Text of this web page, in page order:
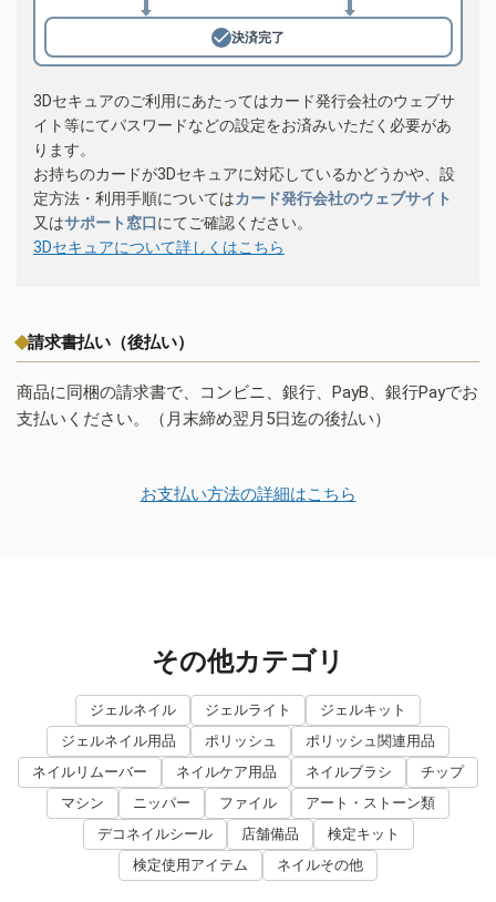
決済完了
3Dセキュアのご利用にあたってはカード発行会社のウェブサ
イト等にてパスワードなどの設定をお済みいただく必要があ
ります。
お持ちのカードが3Dセキュアに対応しているかどうかや、設
定方法・利用手順についてはカード発行会社のウェブサイト
又はサポート窓口にてご確認ください。
3Dセキュアについて詳しくはこちら
請求書払い（後払い）
商品に同梱の請求書で、コンビニ、銀行、PayB、銀行Payでお
支払いください。（月末締め翌月5日迄の後払い）
お支払い方法の詳細はこちら
その他カテゴリ
ジェルネイル ジェルライト
ジェルキット
ジェルネイル用品
ポリッシュ
ポリッシュ関連用品
ネイルリムーバー
ネイルケア用品 ネイルブラシ
チップ
マシン
ニッパー ファイル
アート・ストーン類
デコネイルシール
店舗備品
検定キット
検定使用アイテム
ネイルその他